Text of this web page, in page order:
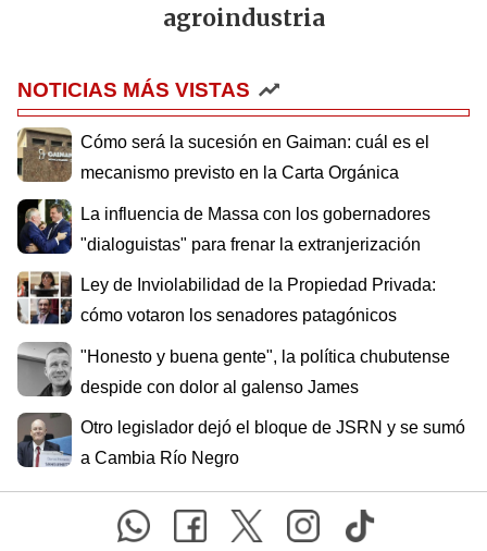
agroindustria
NOTICIAS MÁS VISTAS
Cómo será la sucesión en Gaiman: cuál es el
mecanismo previsto en la Carta Orgánica
La influencia de Massa con los gobernadores
"dialoguistas" para frenar la extranjerización
Ley de Inviolabilidad de la Propiedad Privada:
cómo votaron los senadores patagónicos
"Honesto y buena gente", la política chubutense
despide con dolor al galenso James
Otro legislador dejó el bloque de JSRN y se sumó
a Cambia Río Negro